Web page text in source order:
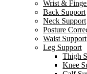
Wrist &
Back Support
Neck Support
Posture
Waist Support
Leg Support
Thigh
Knee